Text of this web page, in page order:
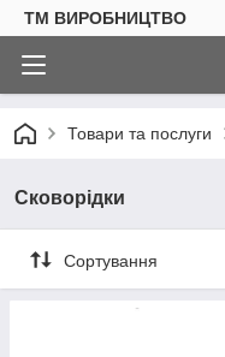
ТМ ВИРОБНИЦТВО
Товари та послуги
Сковорідки
Сортування